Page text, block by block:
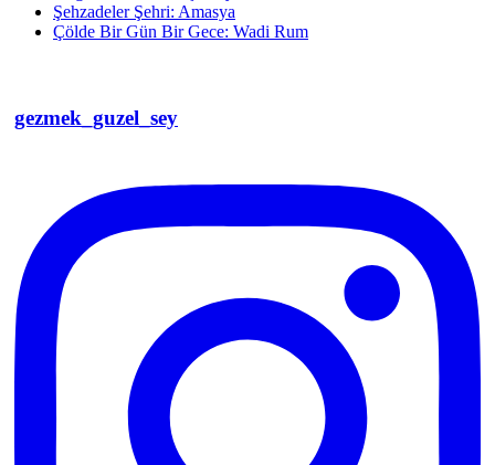
Şehzadeler Şehri: Amasya
Çölde Bir Gün Bir Gece: Wadi Rum
gezmek_guzel_sey